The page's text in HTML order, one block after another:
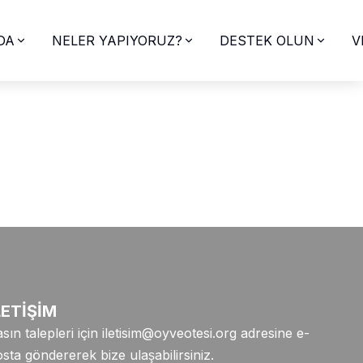
NELER YAPIYORUZ? DESTEK OLUN
talepleri içiniletisim@oyveotesi.org adresine e-
göndererek bize ulaşabilirsiniz.